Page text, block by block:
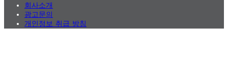
회사소개
광고문의
개인정보 취급 방침